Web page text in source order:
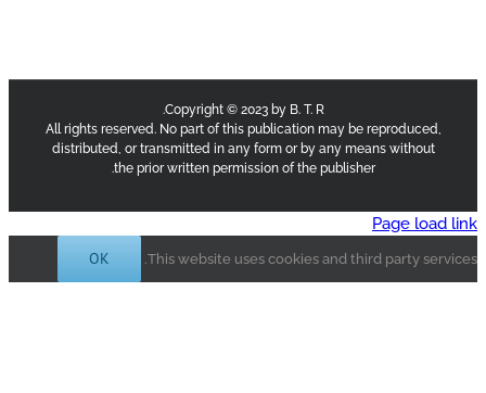
Copyright © 2023 by B. T. R.
All rights reserved. No part of this publication may be
distributed, or transmitted in any form or by any means
the prior written permission of the publisher.
Page
This website uses cookies and third party
OK